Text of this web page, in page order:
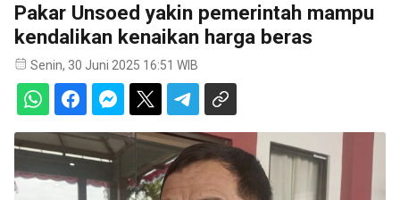
Pakar Unsoed yakin pemerintah mampu
kendalikan kenaikan harga beras
Senin, 30 Juni 2025 16:51 WIB